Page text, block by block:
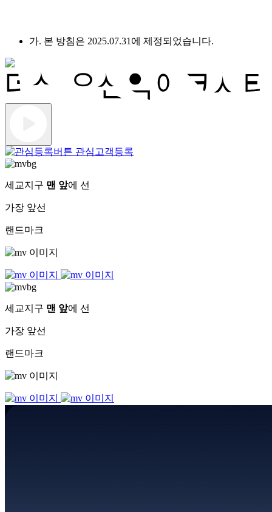
가. 본 방침은 2025.07.31에 제정되었습니다.
관심고객등록
세교지구 맨 앞에 선
가장 앞선
랜드마크
세교지구 맨 앞에 선
가장 앞선
랜드마크